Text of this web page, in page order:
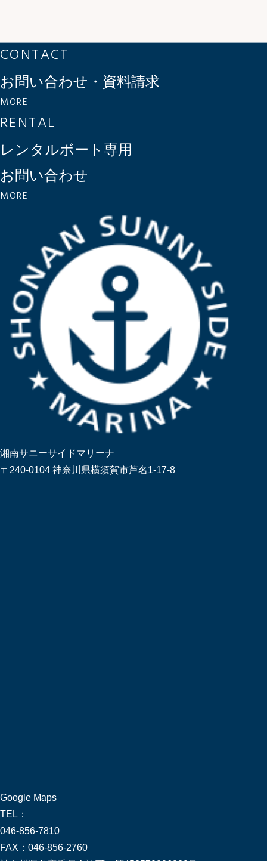
CONTACT
お問い合わせ・資料請求
MORE
RENTAL
レンタルボート専用
お問い合わせ
MORE
湘南サニーサイドマリーナ
〒240-0104 神奈川県横須賀市芦名1-17-8
Google Maps
TEL：
046-856-7810
FAX： 046-856-2760